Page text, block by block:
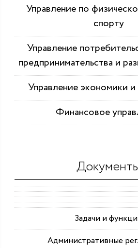
Управление по
спорту
Управление
предпринимательства и
Управление экономики
Финансовое
Задачи и
Административные